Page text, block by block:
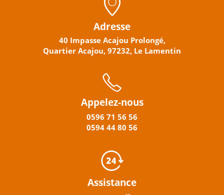
Adresse
40 Impasse Acajou Prolongé,
Quartier Acajou, 97232, Le Lamentin
Appelez-nous
0596 71 56 56
0594 44 80 56
Assistance